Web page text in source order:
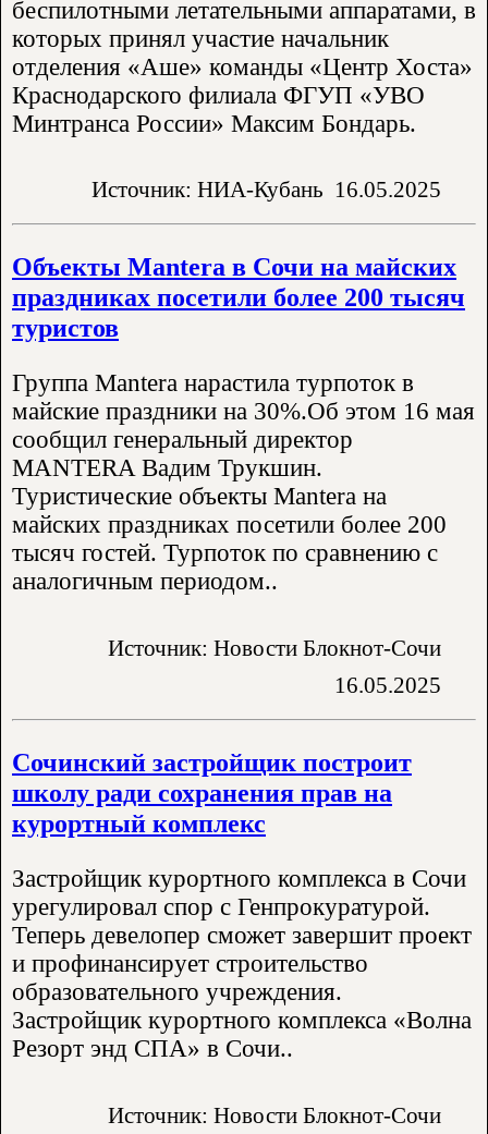
беспилотными летательными аппаратами, в
которых принял участие начальник
отделения «Аше» команды «Центр Хоста»
Краснодарского филиала ФГУП «УВО
Минтранса России» Максим Бондарь.
Источник: НИА-Кубань 16.05.2025
Объекты Mantera в Сочи на майских
праздниках посетили более 200 тысяч
туристов
Группа Mantera нарастила турпоток в
майские праздники на 30%.Об этом 16 мая
сообщил генеральный директор
MANTERA Вадим Трукшин.
Туристические объекты Mantera на
майских праздниках посетили более 200
тысяч гостей. Турпоток по сравнению с
аналогичным периодом..
Источник: Новости Блокнот-Сочи
16.05.2025
Сочинский застройщик построит
школу ради сохранения прав на
курортный комплекс
Застройщик курортного комплекса в Сочи
урегулировал спор с Генпрокуратурой.
Теперь девелопер сможет завершит проект
и профинансирует строительство
образовательного учреждения.
Застройщик курортного комплекса «Волна
Резорт энд СПА» в Сочи..
Источник: Новости Блокнот-Сочи